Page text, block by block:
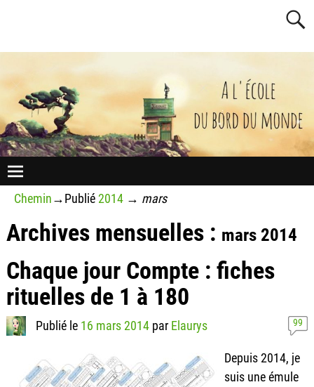
Chemin→Publié 2014 → mars
Archives mensuelles : mars 2014
Chaque jour Compte : fiches
rituelles de 1 à 180
Publié le 16 mars 2014 par Elaurys 99
Depuis 2014, je
suis une émule